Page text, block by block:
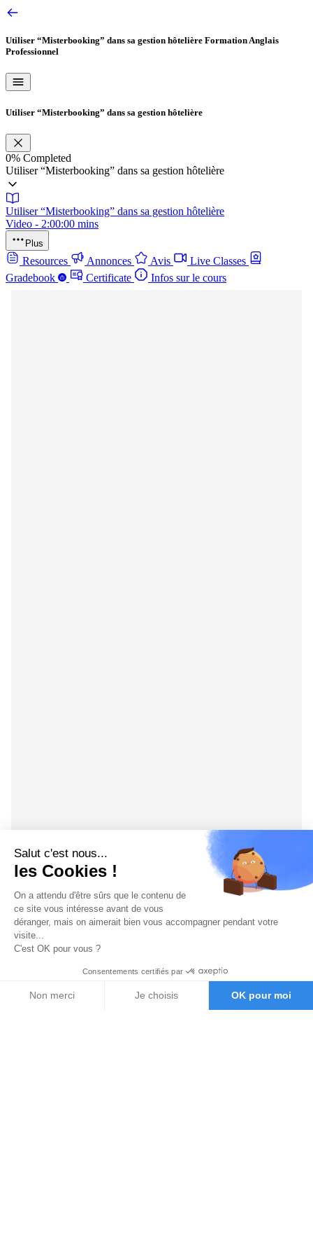
Utiliser “Misterbooking” dans sa gestion hôtelière Formation Anglais
Professionnel
Utiliser “Misterbooking” dans sa gestion hôtelière
0% Completed
Utiliser “Misterbooking” dans sa gestion hôtelière
Utiliser “Misterbooking” dans sa gestion hôtelière
Video - 2:00:00 mins
Plus
Resources Annonces Avis
Live Classes
Gradebook
Certificate Infos sur le cours
Salut c'est nous...
les Cookies !
On a attendu d'être sûrs que le contenu de
ce site vous intéresse avant de vous
déranger, mais on aimerait bien vous accompagner pendant votre
visite...
C'est OK pour vous ?
Consentements certifiés par
Non merci Je choisis OK pour moi